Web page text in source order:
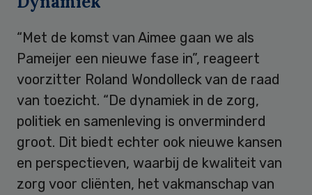
“Met de komst van Aimee gaan we als
Pameijer een nieuwe fase in”, reageert
voorzitter Roland Wondolleck van de raad
van toezicht. “De dynamiek in de zorg,
politiek en samenleving is onverminderd
groot. Dit biedt echter ook nieuwe kansen
en perspectieven, waarbij de kwaliteit van
zorg voor cliënten, het vakmanschap van